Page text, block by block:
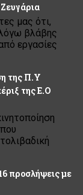
μας ότι,
βλάβης
εργασίες
της Π.Υ
της Ε.Ο
προσλήψεις με